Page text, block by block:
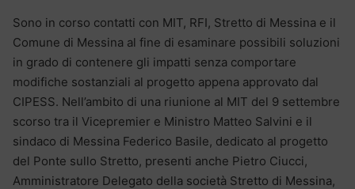
Sono in corso contatti con MIT, RFI, Stretto di Messina e il
Comune di Messina al fine di esaminare possibili soluzioni
in grado di contenere gli impatti senza comportare
modifiche sostanziali al progetto appena approvato dal
CIPESS. Nell’ambito di una riunione al MIT del 9 settembre
scorso tra il Vicepremier e Ministro Matteo Salvini e il
sindaco di Messina Federico Basile, dedicato al progetto
del Ponte sullo Stretto, presenti anche Pietro Ciucci,
Amministratore Delegato della società Stretto di Messina,